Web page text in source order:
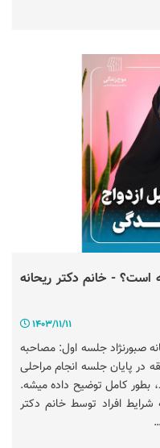
است؟ - خانم دکتر ریحانه
1403/11/11
صبورنژاد جلسه اول: مصاحبه
خانم و آقا هر کدام حدود ۴۵ دقیقه در پایان جلسه انجام مراحلی
بطور کامل توضیح داده میشه.
افراد توسط خانم دکتر